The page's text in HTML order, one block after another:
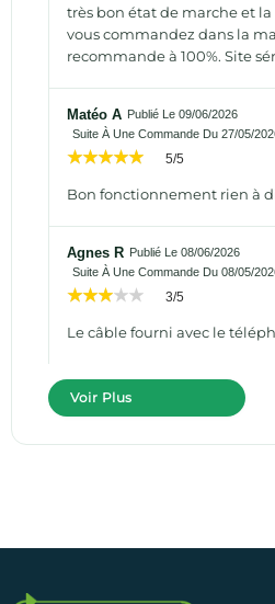
très bon état de marche et la
vous commandez dans la
recommande à 100%. Site
Matéo A Publié Le 09/06/2026
Suite À Une Commande Du 27/05/
5/5
Bon fonctionnement rien à
Agnes R Publié Le 08/06/2026
Suite À Une Commande Du 08/05/
3/5
Le câble fourni avec le
Voir Plus